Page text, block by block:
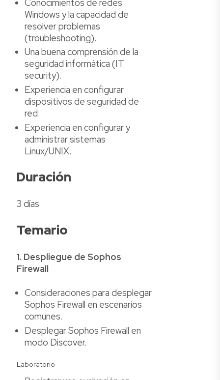
Conocimientos de redes
Windows y la capacidad de
resolver problemas
(troubleshooting).
Una buena comprensión de la
seguridad informática (IT
security).
Experiencia en configurar
dispositivos de seguridad de
red.
Experiencia en configurar y
administrar sistemas
Linux/UNIX.
Duración
3 días
Temario
1. Despliegue de Sophos
Firewall
Consideraciones para desplegar
Sophos Firewall en escenarios
comunes.
Desplegar Sophos Firewall en
modo Discover.
Laboratorio